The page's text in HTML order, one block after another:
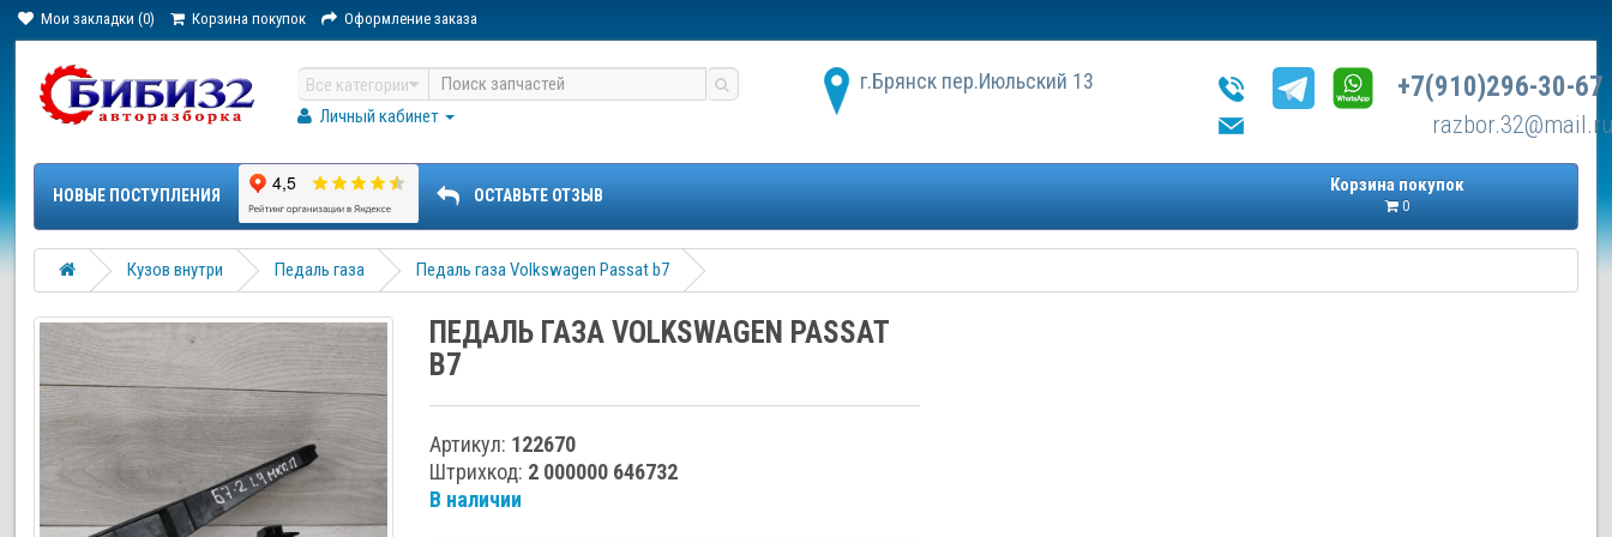
Мои закладки (0) Корзина покупок Оформление заказа
Все категории
Личный кабинет
г.Брянск пер.Июльский 13 +7(910)296-30-67
Корзина покупок
0
НОВЫЕ ПОСТУПЛЕНИЯ ОСТАВЬТЕ ОТЗЫВ
Кузов внутри Педаль газа Педаль газа Volkswagen Passat b7
ПЕДАЛЬ ГАЗА VOLKSWAGEN PASSAT
B7
Артикул: 122670
Штрихкод: 2 000000 646732
В наличии